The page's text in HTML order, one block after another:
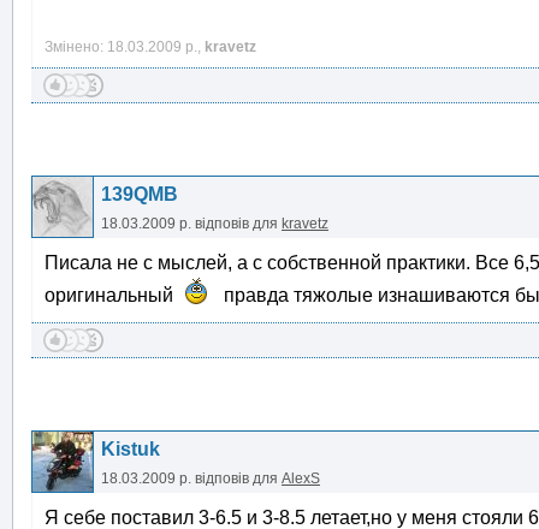
Змінено: 18.03.2009 р., kravetz
139QMB
18.03.2009 р. відповів для kravetz
Писала не с мыслей, а с собственной практики. Все
оригинальный
правда тяжолые изнашиваются
Kistuk
18.03.2009 р. відповів для AlexS
Я себе поставил 3-6.5 и 3-8.5 летает,но у меня